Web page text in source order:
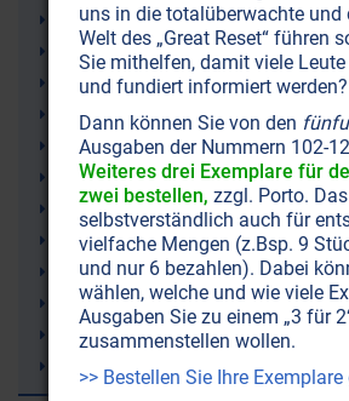
Nahtod-Erlebnisse
Wiedergeburt
Sommerland
Seele
Astralsphäre
Paradies
Unsterblichkeit
Hölle
Geist
Bewusstsein
Astralwelt
Jüngstes Gericht
uns in die totalüberwachte
Welt des „Great Reset“ führen
Sie mithelfen, damit viele
und fundiert informiert werden?
Dann können Sie von den
Ausgaben der Nummern 102-
Weiteres drei Exemplare für
zwei bestellen, zzgl. Porto.
selbstverständlich auch für
vielfache Mengen (z.Bsp. 9
und nur 6 bezahlen). Dabei
wählen, welche und wie viele
Ausgaben Sie zu einem „3 für
zusammenstellen wollen.
>> Bestellen Sie Ihre